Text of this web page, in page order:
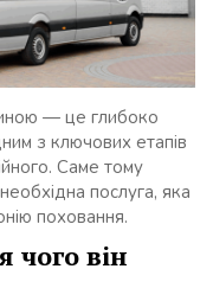
— це глибоко
з ключових етапів
Саме тому
послуга, яка
поховання.
чого він